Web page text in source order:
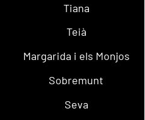
Tiana
Teià
Margarida i els Monjos
Sobremunt
Seva